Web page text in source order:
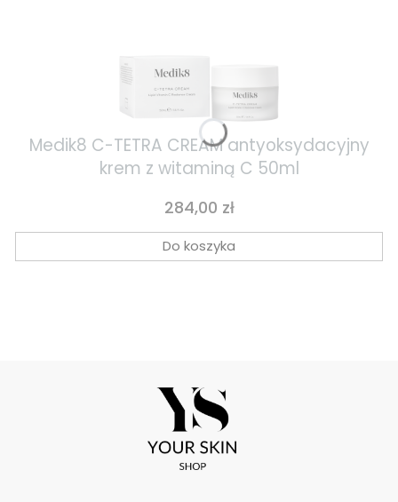
Medik8 C-TETRA CREAM antyoksydacyjny
krem z witaminą C 50ml
Cena
284,00 zł
Do koszyka